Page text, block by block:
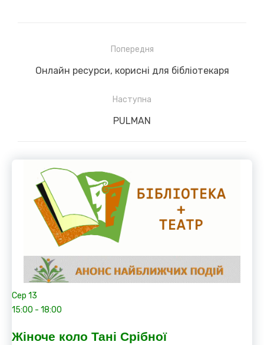
записів
Попередня
Previous
Онлайн ресурси, корисні для бібліотекаря
Наступна
Next
PULMAN
Сер 13
15:00 - 18:00
Жіноче коло Тані Срібної